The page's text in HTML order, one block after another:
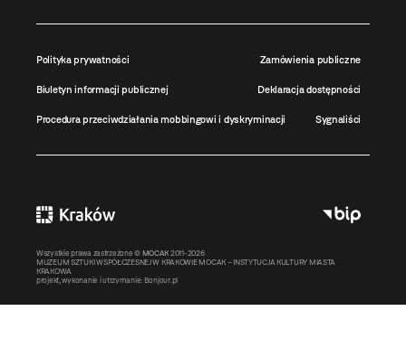
Polityka prywatności Zamówienia publiczne
Biuletyn informacji publicznej Deklaracja dostępności
Procedura przeciwdziałania mobbingowi i dyskryminacji Sygnaliści
Wszystkie prawa zastrzeżone © MOCAK 2011-2026
MUZEUM SZTUKI WSPÓŁCZESNEJ W KRAKOWIE MOCAK – INSTYTUCJA KULTURY MIASTA
KRAKOWA
projekt, wykonanie i utrzymanie: Bonjour.pl